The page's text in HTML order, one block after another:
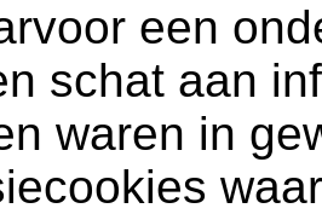
een
schat aan
waren in